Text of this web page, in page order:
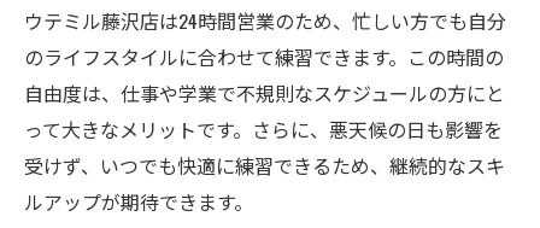
クール事情
ゴルフレッスンでインドアゴルフスクール
の効率的な上達法
初心者におすすめの藤沢インドアゴルフス
クール選び方
インドアゴルフスクールで藤沢ゴルフ仲間
ウテミル藤沢店は24時間営業のため、忙しい方でも自分
のライフスタイルに合わせて練習できます。この時間の
自由度は、仕事や学業で不規則なスケジュールの方にと
って大きなメリットです。さらに、悪天候の日も影響を
受けず、いつでも快適に練習できるため、継続的なスキ
ルアップが期待できます。